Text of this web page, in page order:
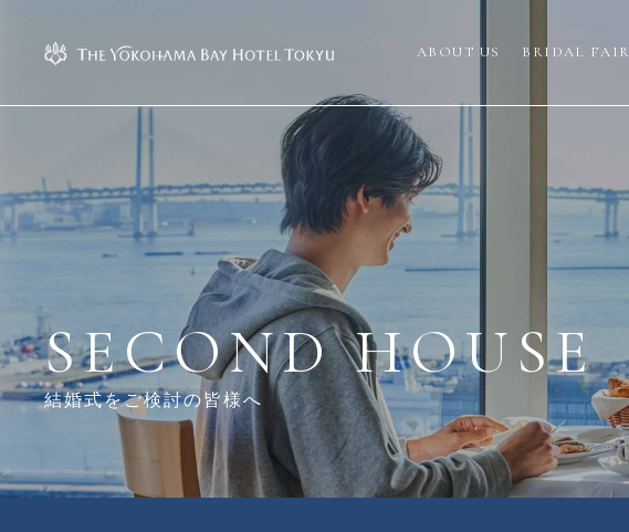
ABOUT US BRIDAL FAIR
SECONDHOUSE
結婚式をご検討の皆様へ